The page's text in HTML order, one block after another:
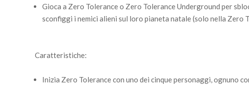
Gioca a Zero Tolerance o Zero Tolerance Underground per
sconfiggi i nemici alieni sul loro pianeta natale (solo nella Zero
Caratteristiche:
Inizia Zero Tolerance con uno dei cinque personaggi, ognuno